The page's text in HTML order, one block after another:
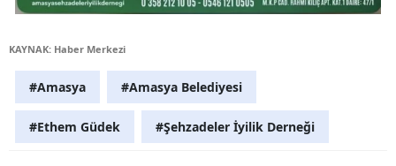
KAYNAK: Haber Merkezi
#Amasya #Amasya Belediyesi
#Ethem Güdek #Şehzadeler İyilik Derneği